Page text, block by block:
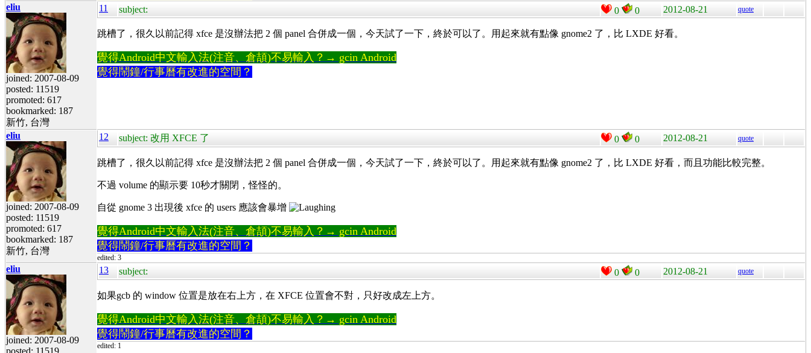
eliu
joined: 2007-08-09
posted: 11519
promoted: 617
bookmarked: 187
新竹, 台灣
11 subject: 0 0 2012-08-21 quote
跳槽了，很久以前記得 xfce 是沒辦法把 2 個 panel 合併成一個，今天試了一下，終於可以了。用起來就有點像 gnome2 了，比 LXDE 好看。
覺得Android中文輸入法(注音、倉頡)不易輸入？→ gcin Android
覺得鬧鐘/行事曆有改進的空間？
eliu
joined: 2007-08-09
posted: 11519
promoted: 617
bookmarked: 187
新竹, 台灣
12 subject: 改用 XFCE 了 0 0 2012-08-21 quote
跳槽了，很久以前記得 xfce 是沒辦法把 2 個 panel 合併成一個，今天試了一下，終於可以了。用起來就有點像 gnome2 了，比 LXDE 好看，而且功能比較完整。
不過 volume 的顯示要 10秒才關閉，怪怪的。
自從 gnome 3 出現後 xfce 的 users 應該會暴增
覺得Android中文輸入法(注音、倉頡)不易輸入？→ gcin Android
覺得鬧鐘/行事曆有改進的空間？
edited: 3
eliu
joined: 2007-08-09
posted: 11519
13 subject: 0 0 2012-08-21 quote
如果gcb 的 window 位置是放在右上方，在 XFCE 位置會不對，只好改成左上方。
覺得Android中文輸入法(注音、倉頡)不易輸入？→ gcin Android
覺得鬧鐘/行事曆有改進的空間？
edited: 1